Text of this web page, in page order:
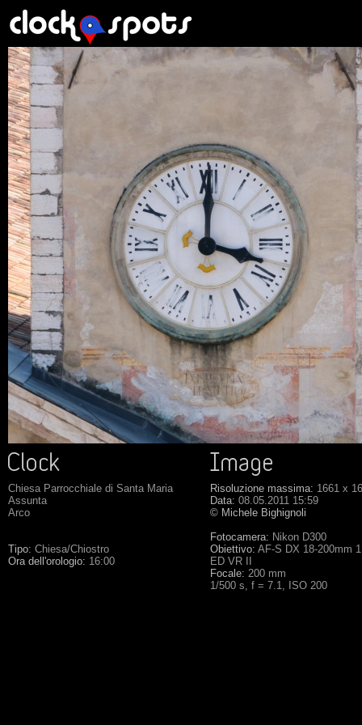
Chiesa Parrocchiale di Santa Maria
Assunta
Arco
Tipo: Chiesa/Chiostro
Ora dell'orologio: 16:00
Risoluzione massima: 1661 x
Data: 08.05.2011 15:59
© Michele Bighignoli
Fotocamera: Nikon D300
Obiettivo: AF-S DX 18-200mm
ED VR II
Focale: 200 mm
1/500 s, f = 7.1, ISO 200